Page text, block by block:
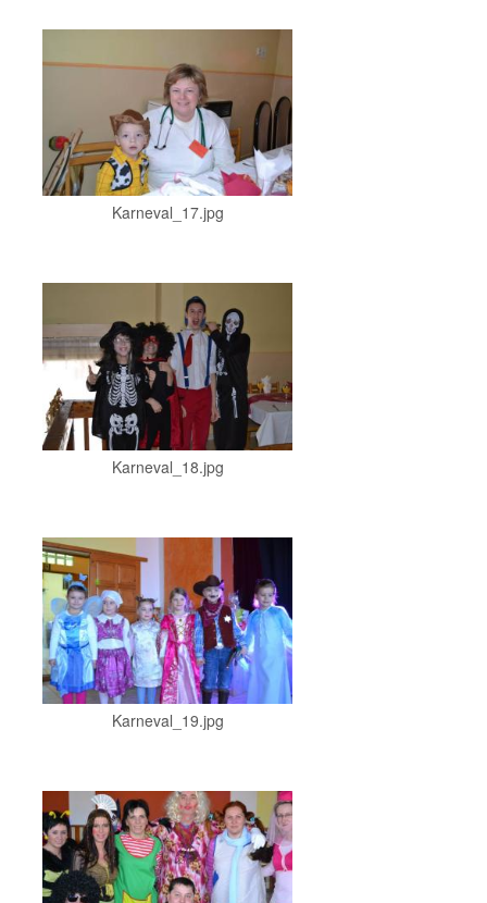
Karneval_17.jpg
Karneval_18.jpg
Karneval_19.jpg